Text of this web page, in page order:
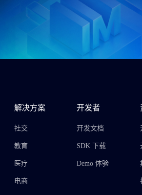
解决方案
社交
教育
医疗
电商
开发者
开发文档
SDK 下载
Demo 体验